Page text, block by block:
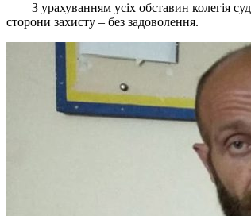
З урахуванням усіх обставин колегія
сторони захисту – без задоволення.